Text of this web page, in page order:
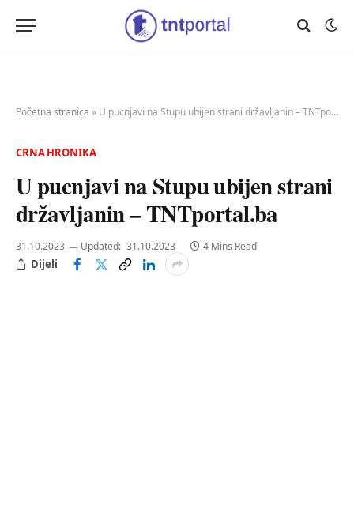
Početna stranica » U pucnjavi na Stupu ubijen strani državljanin – TNTportal.ba
CRNA HRONIKA
U pucnjavi na Stupu ubijen strani
državljanin – TNTportal.ba
31.10.2023 Updated: 31.10.2023 4 Mins Read
Dijeli